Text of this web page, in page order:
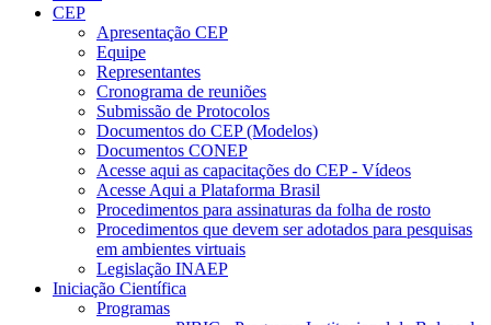
CEP
Apresentação CEP
Equipe
Representantes
Cronograma de reuniões
Submissão de Protocolos
Documentos do CEP (Modelos)
Documentos CONEP
Acesse aqui as capacitações do CEP - Vídeos
Acesse Aqui a Plataforma Brasil
Procedimentos para assinaturas da folha de rosto
Procedimentos que devem ser adotados para pesquisas
em ambientes virtuais
Legislação INAEP
Iniciação Científica
Programas